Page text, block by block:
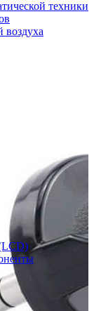
техники
воздуха